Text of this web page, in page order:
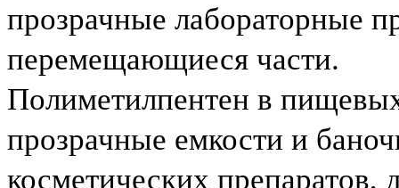
прозрачные лабораторные
перемещающиеся части.
Полиметилпентен в
прозрачные емкости и
косметических препаратов,